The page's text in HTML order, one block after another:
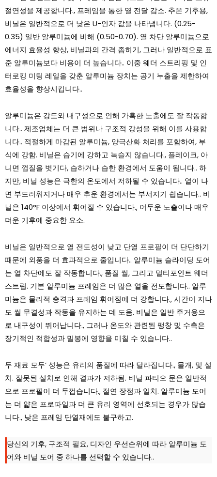
절연성을 제공합니다., 프레임을 통한 열 전달 감소. 추운 기후용,
비닐은 일반적으로 더 낮은 U-인자 값을 나타냅니다. (0.25-
0.35) 일반 알루미늄에 비해 (0.50-0.70). 열 차단 알루미늄으로
에너지 효율성 향상, 비닐과의 간격 좁히기, 그러나 일반적으로 표
준 알루미늄보다 비용이 더 높습니다.. 이중 웨더 스트리핑 및 인
터로킹 미팅 레일을 갖춘 알루미늄 장치는 공기 누출을 제한하여
효율성을 향상시킵니다..
알루미늄은 강도와 ​​내구성으로 인해 가혹한 노출에도 잘 작동합
니다.. 제조업체는 더 큰 범위나 구조적 강성을 위해 이를 사용합
니다.. 적절하게 마감된 알루미늄, 양극산화 처리를 포함하여, 부
식에 강함. 비닐은 습기에 강하고 녹슬지 않습니다., 플레이크, 아
니면 껍질을 벗기다, 습하거나 습한 환경에서 도움이 됩니다.. 하
지만, 비닐 성능은 극한의 온도에서 저하될 수 있습니다.. 열이 나
면 부드러워지거나 매우 추운 환경에서는 부서지기 쉽습니다.. 비
닐은 140°F 이상에서 휘어질 수 있습니다., 어두운 노출이나 매우
더운 기후에 중요한 요소.
비닐은 일반적으로 열 전도성이 낮고 단열 프로필이 더 단단하기
때문에 외풍을 더 효과적으로 줄입니다.. 알루미늄 슬라이딩 도어
는 열 차단에도 잘 작동합니다., 품질 씰, 그리고 멀티포인트 웨더
스트립. 기본 알루미늄 프레임은 더 많은 열을 전도합니다.. 알루
미늄은 물리적 충격과 프레임 휘어짐에 더 강합니다., 시간이 지나
도 씰 무결성과 작동을 유지하는 데 도움. 비닐은 일반 주거용으
로 내구성이 뛰어납니다., 그러나 온도와 관련된 팽창 및 수축은
장기적인 적합성과 밀봉에 영향을 미칠 수 있습니다..
두 재료 모두’ 성능은 유리의 품질에 따라 달라집니다., 물개, 및 설
치. 잘못된 설치로 인해 결과가 저하됨. 비닐 파티오 문은 일반적
으로 프로필이 더 두껍습니다., 절연 장점과 일치. 알루미늄 도어
는 더 얇은 프로파일과 더 큰 유리 영역에 선호되는 경우가 많습
니다., 낮은 프레임 단열재에도 불구하고.
당신의 기후, 구조적 필요, 디자인 우선순위에 따라 알루미늄 도
어와 비닐 도어 중 하나를 선택할 수 있습니다..